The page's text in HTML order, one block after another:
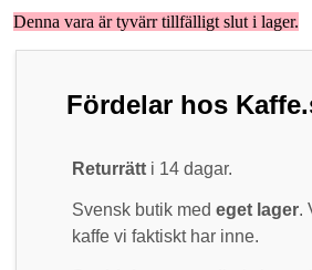
Denna vara är tyvärr tillfälligt slut i lager.
Fördelar hos
Returrätti 14 dagar.
Svensk butik med eget lager.
kaffe vi faktiskt har inne.